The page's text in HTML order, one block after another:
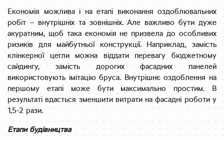
Економія можлива і на етапі виконання оздоблювальних
робіт – внутрішніх та зовнішніх. Але важливо бути дуже
акуратним, щоб така економія не призвела до особливих
ризиків для майбутньої конструкції. Наприклад, замість
клінкерної цегли можна віддати перевагу бюджетному
сайдингу, замість дорогих фасадних панелей
використовують імітацію бруса. Внутрішнє оздоблення на
першому етапі може бути максимально простим. В
результаті вдасться зменшити витрати на фасадні роботи у
1,5-2 рази.
Етапи будівництва